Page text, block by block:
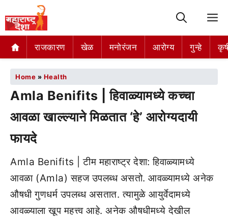
राजकारण खेळ मनोरंजन आरोग्य गुन्हे
Home » Health
Amla Benifits | हिवाळ्यामध्ये कच्चा
आवळा खाल्ल्याने मिळतात ‘हे’ आरोग्यदायी
फायदे
Amla Benifits | टीम महाराष्ट्र देशा: हिवाळ्यामध्ये
आवळा (Amla) सहज उपलब्ध असतो. आवळ्यामध्ये अनेक
औषधी गुणधर्म उपलब्ध असतात. त्यामुळे आयुर्वेदामध्ये
आवळ्याला खूप महत्त्व आहे. अनेक औषधीमध्ये देखील